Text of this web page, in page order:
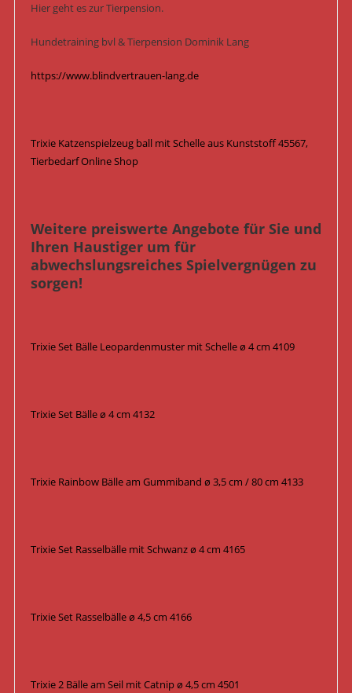
Hier geht es zur Tierpension.
Hundetraining bvl & Tierpension Dominik Lang
https://www.blindvertrauen-lang.de
Trixie Katzenspielzeug ball mit Schelle aus Kunststoff 45567,
Tierbedarf Online Shop
Weitere preiswerte Angebote für Sie und
Ihren Haustiger um für
abwechslungsreiches Spielvergnügen zu
sorgen!
Trixie Set Bälle Leopardenmuster mit Schelle ø 4 cm 4109
Trixie Set Bälle ø 4 cm 4132
Trixie Rainbow Bälle am Gummiband ø 3,5 cm / 80 cm 4133
Trixie Set Rasselbälle mit Schwanz ø 4 cm 4165
Trixie Set Rasselbälle ø 4,5 cm 4166
Trixie 2 Bälle am Seil mit Catnip ø 4,5 cm 4501